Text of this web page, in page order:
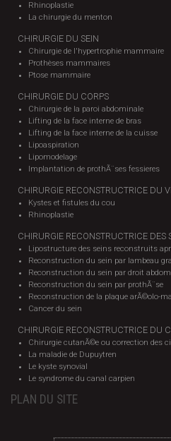
Rhinoplastie
La chirurgie du menton
CHIRURGIE DU SEIN
Chirurgie de l'hypertrophie mammaire
Prothèses mammaires
Ptose mammaire
CHIRURGIE DU CORPS
Chirurgie de la paroi abdominale
Lifting de la face interne de bras
Lifting de la face interne de la cuisse
Lipoaspiration
Lipomodelage
Implantation de prothÃ¨ses fessieres
CHIRURGIE RECONSTRUCTRICE DU
Kystes et fistules du cou
Rhinoplastie
CHIRURGIE RECONSTRUCTRICE DES
Lipostructure des seins reconstruits
Reconstruction du sein par lambeau
Reconstruction du sein par droit
Reconstruction du sein par prothÃ¨se
Reconstruction de la plaque arÃ©olo-
Cancer du sein
CHIRURGIE RECONSTRUCTRICE DU
Chirurgie cutanÃ©e ou correction des
La maladie de Dupuytren
Le kyste synovial
Le syndrome du canal carpien
PLAN DU SITE